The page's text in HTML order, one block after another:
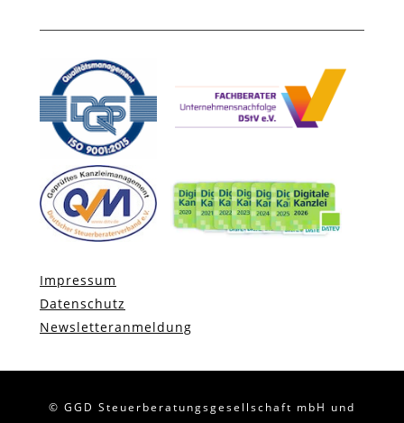
Impressum
Datenschutz
Newsletteranmeldung
© GGD Steuerberatungsgesellschaft mbH und